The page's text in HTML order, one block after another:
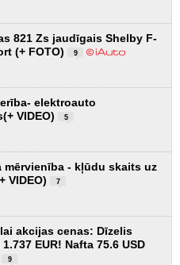
821 Zs jaudīgais Shelby F-
(+ FOTO)
9
elektroauto
VIDEO)
5
mērvienība - kļūdu skaits uz
VIDEO)
7
akcijas cenas: Dīzelis
EUR! Nafta 75.6 USD
9